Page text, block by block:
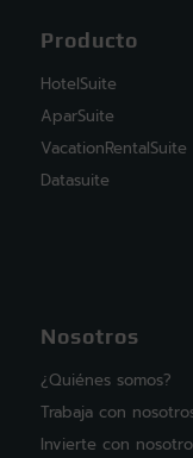
Producto
HotelSuite
AparSuite
VacationRentalSuite
Datasuite
Nosotros
¿Quiénes somos?
Trabaja con
Invierte con